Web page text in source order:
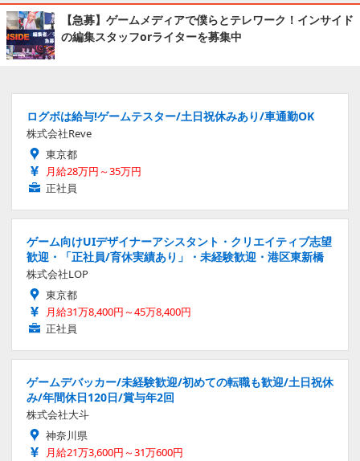
【急募】ゲームメディアで僕らとテレワーク！インサイド
の編集スタッフorライターを募集中
ログボは給与!ゲームテスター/土日祝休みあり/車通勤OK
株式会社Reve
東京都
月給28万円～35万円
正社員
ゲーム向けUIデザイナーアシスタント・クリエイティブ志望
歓迎・「正社員/育休実績あり」・未経験歓迎・港区東新橋
株式会社LOP
東京都
月給31万8,400円～45万8,400円
正社員
ゲームデバッカー/未経験歓迎/初めての転職も歓迎/土日祝休
み/年間休日120日/賞与年2回
株式会社大斗
神奈川県
月給21万3,600円～31万600円